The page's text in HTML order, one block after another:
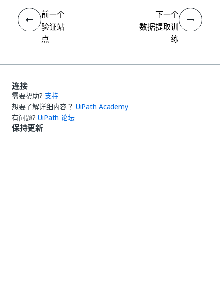
前一个
验证站
点
下一个
数据提取训
练
连接
需要帮助? 支持
想要了解详细内容？ UiPath Academy
有问题? UiPath 论坛
保持更新